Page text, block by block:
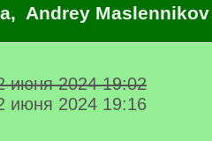
, Andrey Maslennikov
июня 2024 19:02
июня 2024 19:16